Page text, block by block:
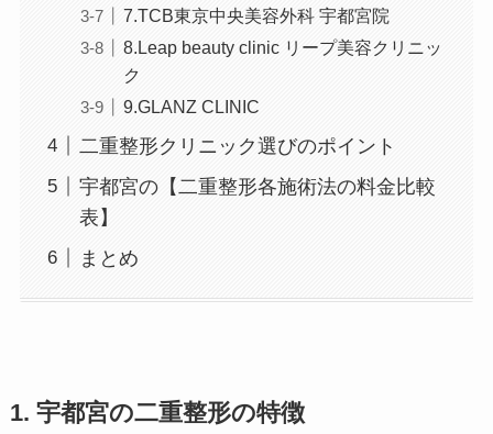
7.TCB東京中央美容外科 宇都宮院
8.Leap beauty clinic リープ美容クリニッ
ク
9.GLANZ CLINIC
二重整形クリニック選びのポイント
宇都宮の【二重整形各施術法の料金比較
表】
まとめ
1. 宇都宮の二重整形の特徴